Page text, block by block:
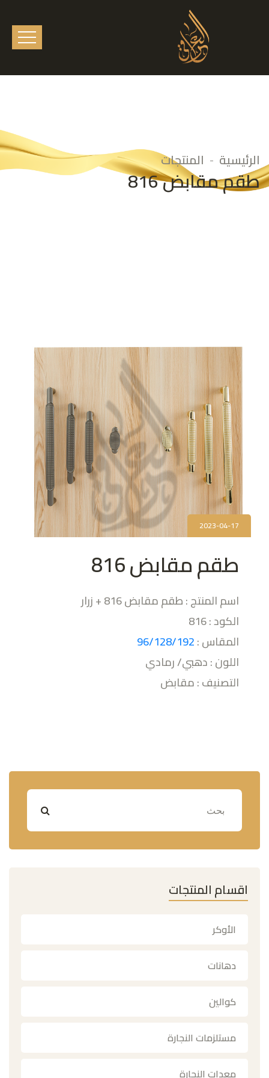
الرئيسية المنتجات
طقم مقابض 816
2023-04-17
طقم مقابض 816
اسم المنتج : طقم مقابض 816 + زرار
الكود : 816
المقاس :96/128/192
اللون : دهبي/ رمادي
التصنيف : مقابض
اقسام المنتجات
الأوكر
دهانات
كوالين
مستلزمات النجارة
معدات النجارة